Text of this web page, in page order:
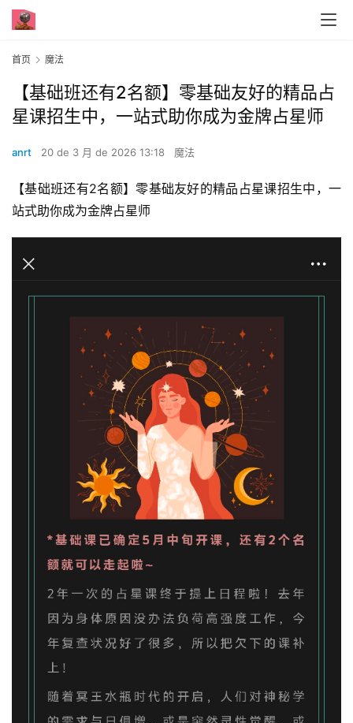
首页 魔法
【基础班还有2名额】零基础友好的精品占
星课招生中，一站式助你成为金牌占星师
anrt 20 de 3 月 de 2026 13:18 魔法
【基础班还有2名额】零基础友好的精品占星课招生中，一
站式助你成为金牌占星师